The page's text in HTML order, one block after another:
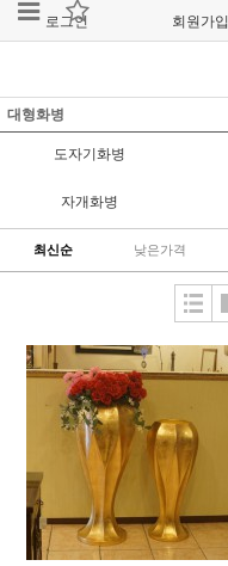
로그인 회원가입
대형화병
도자기화병
자개화병
최신순 낮은가격